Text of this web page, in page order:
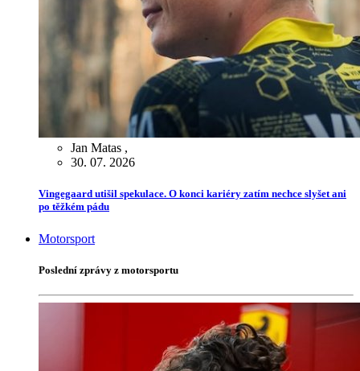
Jan Matas ,
30. 07. 2026
Vingegaard utišil spekulace. O konci kariéry zatím nechce slyšet ani
po těžkém pádu
Motorsport
Poslední zprávy z motorsportu